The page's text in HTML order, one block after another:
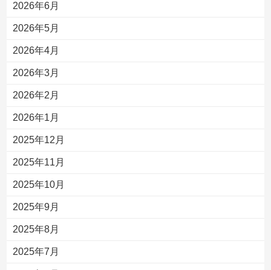
2026年6月
2026年5月
2026年4月
2026年3月
2026年2月
2026年1月
2025年12月
2025年11月
2025年10月
2025年9月
2025年8月
2025年7月